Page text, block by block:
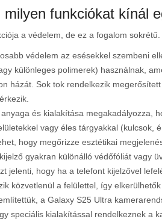
milyen funkciókat kínál
a védelem, de ez a fogalom
védelem az esésekkel szembeni
különleges polimerek) használnak,
házát. Sok tok rendelkezik
anyaga és kialakítása megakadályozza,
vagy éles tárgyakkal (kulcsok,
hogy megőrizze esztétikai
gyakran különálló védőfóliát vagy
jelenti, hogy ha a telefont kijelzővel
közvetlenül a felülettel, így elkerülhetők
a Galaxy S25 Ultra
speciális kialakítással rendelkeznek a